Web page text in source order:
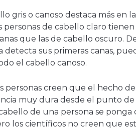
gris o canoso destaca más en
personas de cabello claro
que las de cabello oscuro.
detecta sus primeras canas,
el cabello canoso.
personas creen que el hecho
muy dura desde el punto
de una persona se ponga
los científicos no creen que